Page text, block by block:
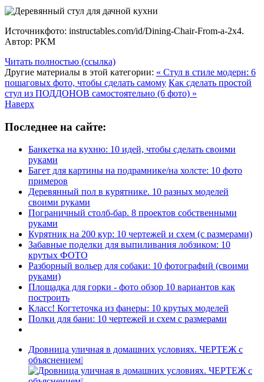
Источникфото: instructables.com/id/Dining-Chair-From-a-2x4.
Автор: PKM
Читать полностью (ссылка)
Другие материалы в этой категории: « Стул в стиле модерн: 6
пошаговых фото, чтобы сделать самому Как сделать простой
стул из ПОДДОНОВ самостоятельно (6 фото) »
Наверх
Последнее на сайте:
Банкетка на кухню: 10 идей, чтобы сделать своими
руками
Багет для картины на подрамнике/на холсте: 10 фото
примеров
Деревянный пол в курятнике. 10 разных моделей
своими руками
Пограничный столб-бар. 8 проектов собственными
руками
Курятник на 200 кур: 10 чертежей и схем (с размерами)
Забавные поделки для выпиливания лобзиком: 10
крутых ФОТО
Разборный вольер для собаки: 10 фотографий (своими
руками)
Площадка для горки - фото обзор 10 вариантов как
построить
Класс! Когтеточка из фанеры: 10 крутых моделей
Полки для бани: 10 чертежей и схем с размерами
Дровница уличная в домашних условиях. ЧЕРТЕЖ с
объяснением❕